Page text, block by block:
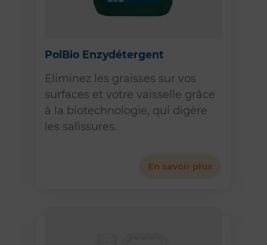
PolBio Enzydétergent
Eliminez les graisses sur vos
surfaces et votre vaisselle grâce
à la biotechnologie, qui digère
les salissures.
En savoir plus